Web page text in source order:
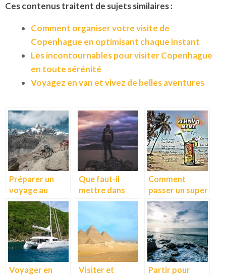
Ces contenus traitent de sujets similaires :
Comment organiser votre visite de
Copenhague en optimisant chaque instant
Les incontournables pour visiter Copenhague
en toute sérénité
Voyagez en van et vivez de belles aventures
Préparer un
voyage au
Cachemire
Que faut-il
mettre dans
son sac à dos de
Comment
passer un super
moment aux
Bahamas avec
un budget
restreint?
Voyager en
Visiter et
Partir pour